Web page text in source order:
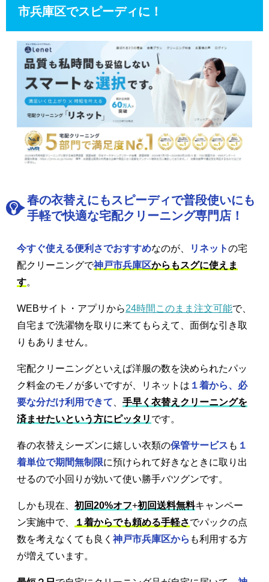
市兵庫区でスピーディに！
春の衣替えにもスピーディで普段使いにも
手軽で快適な宅配クリーニング専門店！
今すぐ使える便利さでおすすめなのが、 リネットの宅
配クリーニングで神戸市兵庫区からもスグに使えま
す。
WEBサイト・アプリから24時間このまま注文可能で、
自宅まで洗濯物を取りに来てもらえて、面倒な引き取
りもありません。
宅配クリーニングといえば洋服の数を決められたパッ
ク料金のモノが多いですが、リネットは １着から、必
要な分だけ利用できて
手早く衣替えクリーニングを
済ませたいという方にピッタリ です。
春の衣替えシーズンに嬉しい衣類の保管サービス も １
着単位で期間無制限に預けられて好きなときに取り出
せるので小回りが効いて使い勝手バツグンです。
しかも現在、 初回20%オフ+初回送料無料キャンペー
ン実施中で、
１着からでも頼める手軽さでパックの点
数を考えなくても良く 神戸市兵庫区から も利用する方
が増えています。